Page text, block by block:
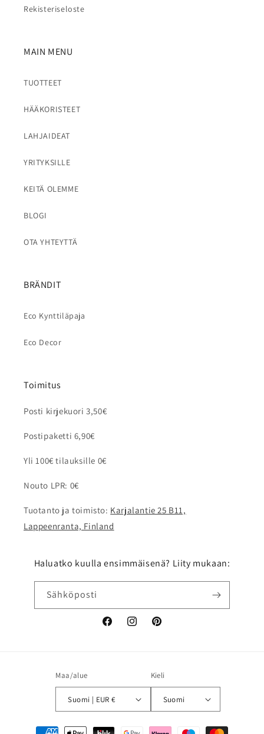
Rekisteriseloste
MAIN MENU
TUOTTEET
HÄÄKORISTEET
LAHJAIDEAT
YRITYKSILLE
KEITÄ OLEMME
BLOGI
OTA YHTEYTTÄ
BRÄNDIT
Eco Kynttiläpaja
Eco Decor
Toimitus
Posti kirjekuori 3,50€
Postipaketti 6,90€
Yli 100€ tilauksille 0€
Nouto LPR: 0€
Tuotanto ja toimisto: Karjalantie 25 B11,
Lappeenranta, Finland
Haluatko kuulla ensimmäisenä? Liity mukaan:
Sähköposti
FacebookInstagramPinterest
Maa/alue
Suomi | EUR €
Kieli
Suomi
Maksutavat